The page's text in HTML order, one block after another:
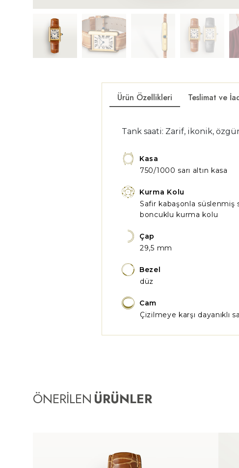
Ürün Özellikleri Teslimat ve
Tank saati: Zarif, ikonik,
Kasa
750/1000 sarı altın kasa
Kurma Kolu
Safir kabaşonla süslenmiş
boncuklu kurma kolu
Çap
29,5 mm
Bezel
düz
Cam
Çizilmeye karşı dayanıklı
ÖNERİLEN ÜRÜNLER